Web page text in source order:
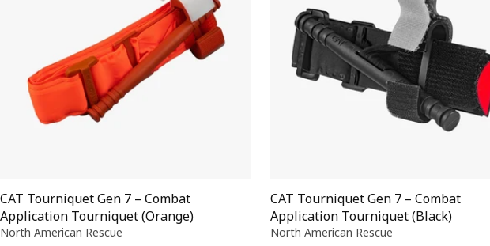
CAT Tourniquet Gen 7 – Combat
Application Tourniquet (Orange)
North American Rescue
CAT Tourniquet Gen 7 – Combat
Application Tourniquet (Black)
North American Rescue